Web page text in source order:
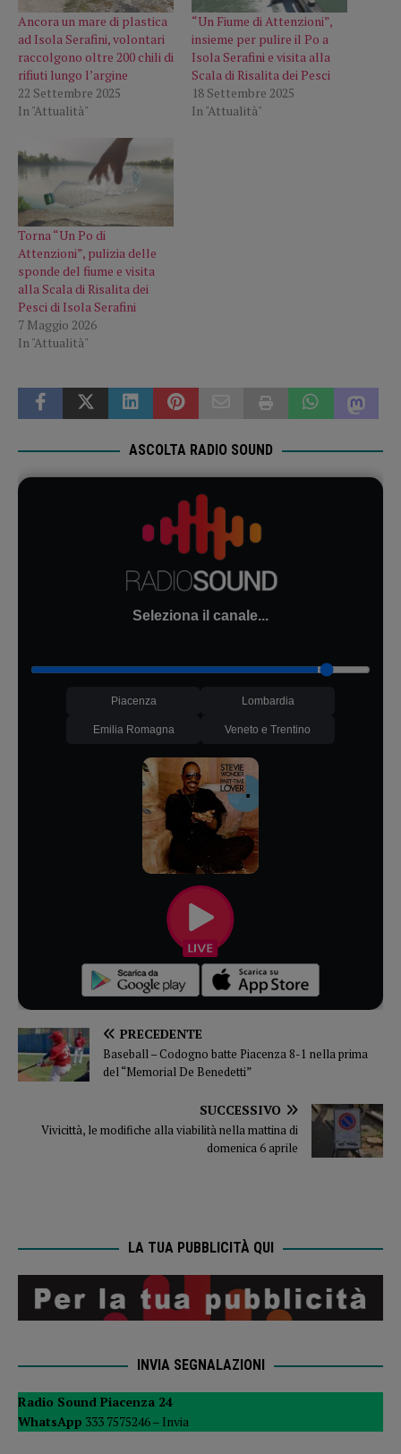
Ancora un mare di plastica
ad Isola Serafini, volontari
raccolgono oltre 200 chili di
rifiuti lungo l’argine
22 Settembre 2025
In "Attualità"
“Un Fiume di Attenzioni”,
insieme per pulire il Po a
Isola Serafini e visita alla
Scala di Risalita dei Pesci
18 Settembre 2025
In "Attualità"
Torna “Un Po di
Attenzioni”, pulizia delle
sponde del fiume e visita
alla Scala di Risalita dei
Pesci di Isola Serafini
7 Maggio 2026
In "Attualità"
ASCOLTA RADIO SOUND
Seleziona il canale...
Piacenza Lombardia
Emilia Romagna Veneto e Trentino
PRECEDENTE
Baseball – Codogno batte Piacenza 8-1 nella prima
del “Memorial De Benedetti”
SUCCESSIVO
Vivicittà, le modifiche alla viabilità nella mattina di
domenica 6 aprile
LA TUA PUBBLICITÀ QUI
INVIA SEGNALAZIONI
Radio Sound Piacenza 24
WhatsApp 333 7575246 – Invia